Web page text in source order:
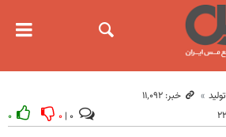
تولید
خبر: ۱۱٬۰۹۲
۰ ۰